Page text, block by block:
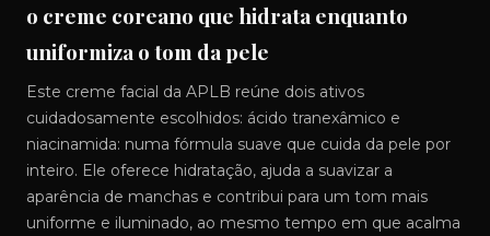
o creme coreano que hidrata enquanto
uniformiza o tom da pele
Este creme facial da APLB reúne dois ativos
cuidadosamente escolhidos: ácido tranexâmico e
niacinamida: numa fórmula suave que cuida da pele por
inteiro. Ele oferece hidratação, ajuda a suavizar a
aparência de manchas e contribui para um tom mais
uniforme e iluminado, ao mesmo tempo em que acalma